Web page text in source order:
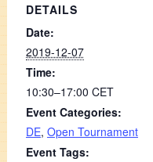
DETAILS
Date:
2019-12-07
Time:
10:30–17:00 CET
Event Categories:
DE, Open Tournament
Event Tags: